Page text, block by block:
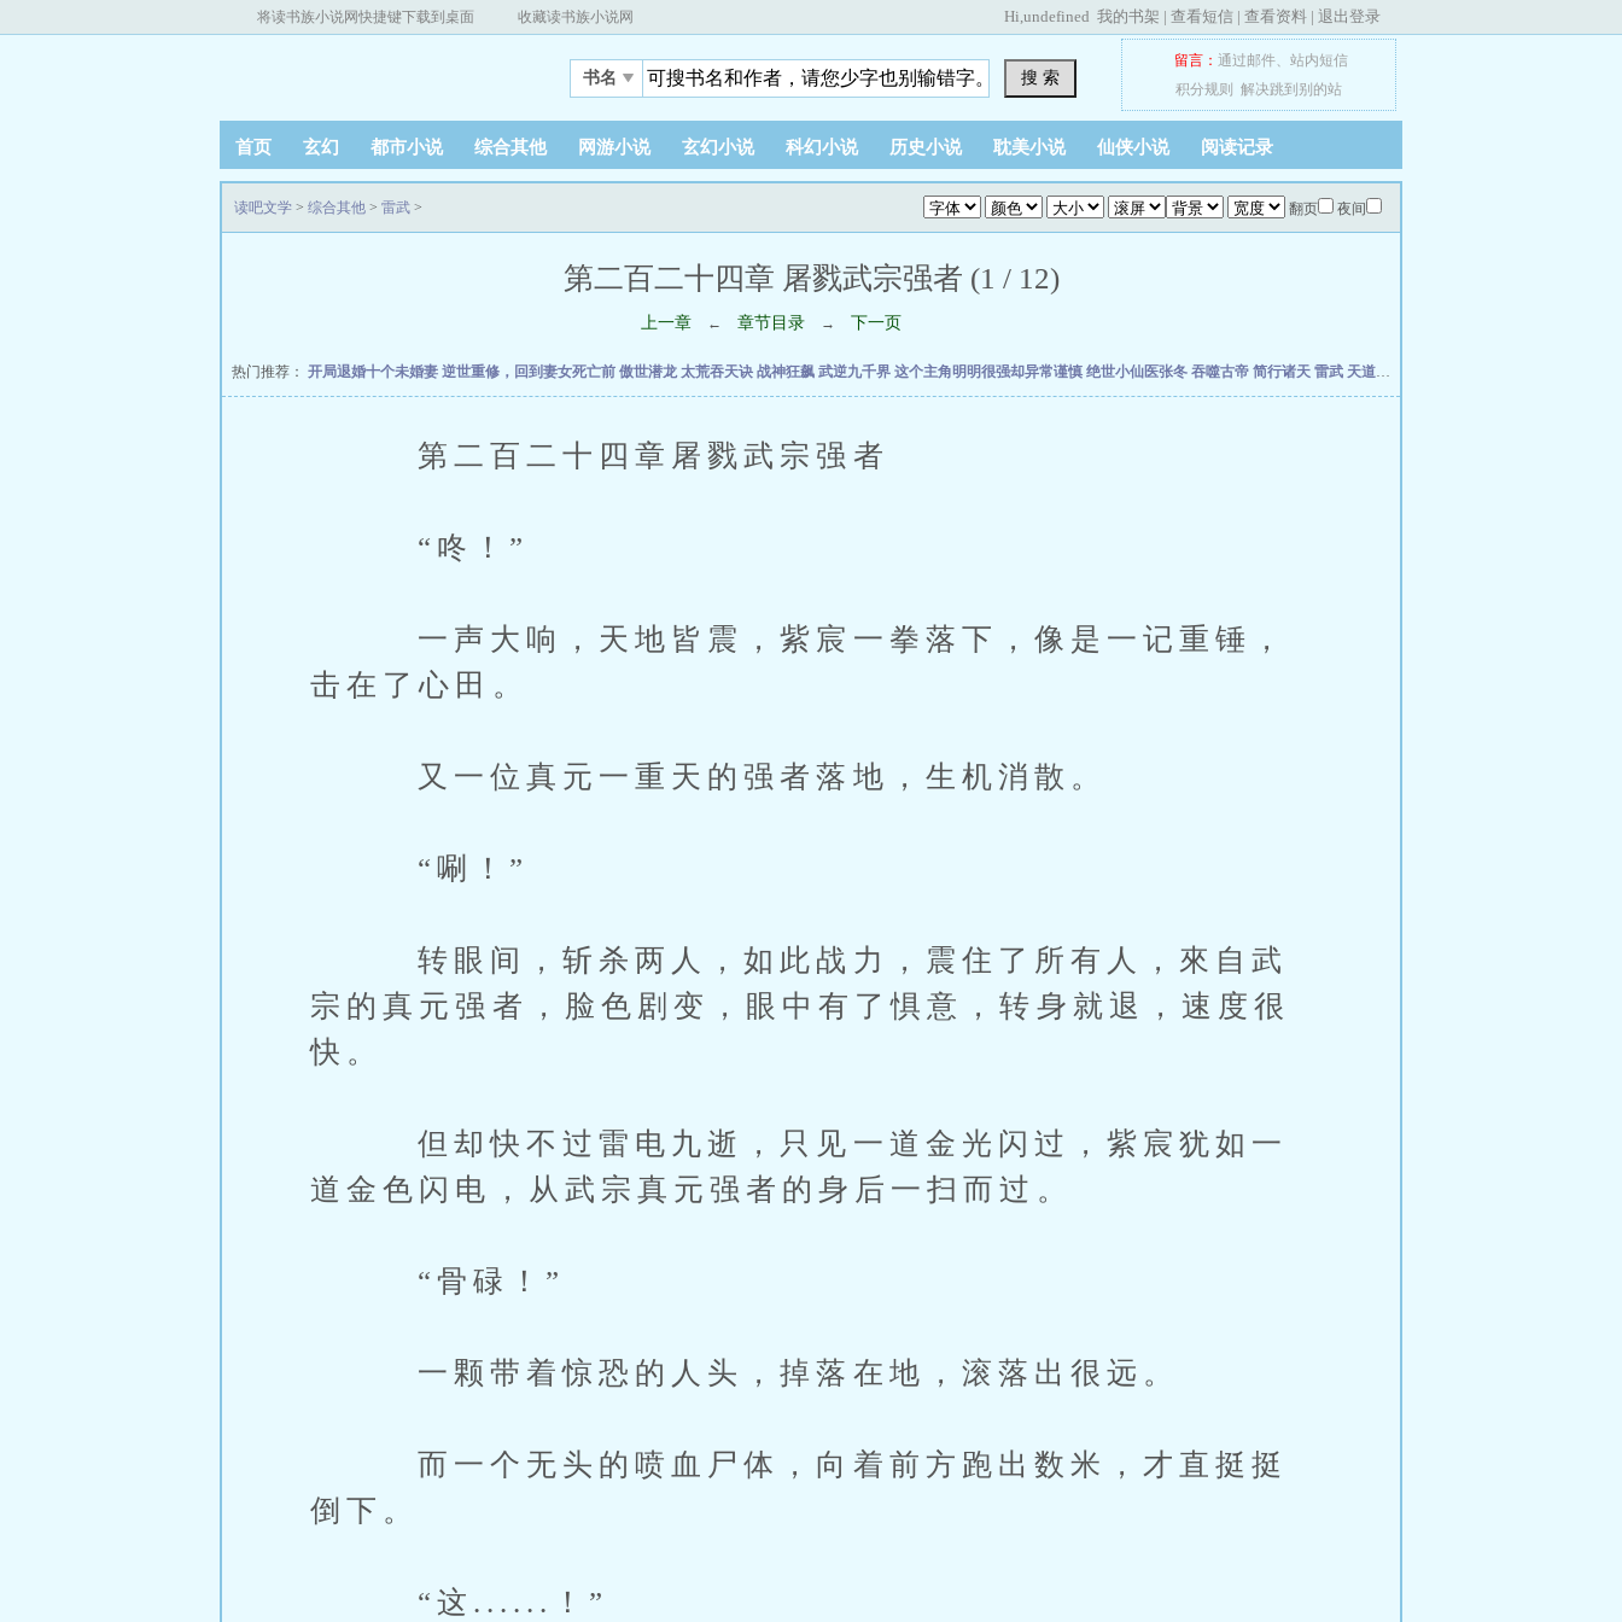
将读书族小说网快捷键下载到桌面 收藏读书族小说网 Hi,undefined 我的书架 | 查看短信 | 查看资料 | 退出登录
书名 搜 索
留言： 通过邮件、 站内短信
积分规则
解决跳到别的站
首页 玄幻 都市小说 综合其他 网游小说 玄幻小说 科幻小说 历史小说 耽美小说 仙侠小说 阅读记录
翻页 夜间
读吧文学 > 综合其他 > 雷武 >
第二百二十四章 屠戮武宗强者 (1 / 12)
上一章 ← 章节目录 → 下一页
热门推荐： 开局退婚十个未婚妻 逆世重修，回到妻女死亡前 傲世潜龙太荒吞天诀 战神狂飙 武逆九千界 这个主角明明很强却异常谨慎 绝世小仙医张冬 吞噬古帝 简行诸天 雷武 天道天骄
第二百二十四章屠戮武宗强者
“咚！”
一声大响，天地皆震，紫宸一拳落下，像是一记重锤，
击在了心田。
又一位真元一重天的强者落地，生机消散。
“唰！”
转眼间，斩杀两人，如此战力，震住了所有人，來自武
宗的真元强者，脸色剧变，眼中有了惧意，转身就退，速度很
快。
但却快不过雷电九逝，只见一道金光闪过，紫宸犹如一
道金色闪电，从武宗真元强者的身后一扫而过。
“骨碌！”
一颗带着惊恐的人头，掉落在地，滚落出很远。
而一个无头的喷血尸体，向着前方跑出数米，才直挺挺
倒下。
“这......！”